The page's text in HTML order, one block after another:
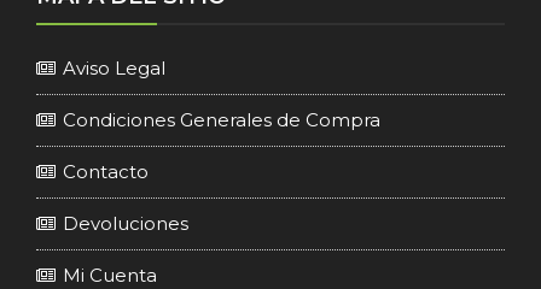
Aviso Legal
Condiciones Generales de Compra
Contacto
Devoluciones
Mi Cuenta